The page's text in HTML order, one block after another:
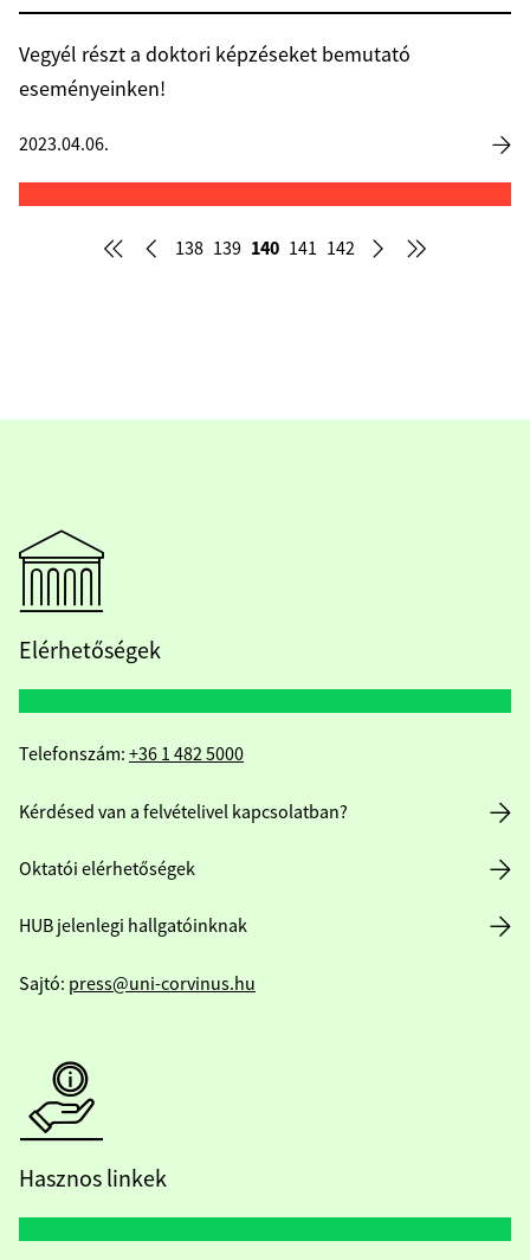
Vegyél részt a doktori képzéseket bemutató
eseményeinken!
2023.04.06.
138 139 140 141 142
Elérhetőségek
Telefonszám: +36 1 482 5000
Kérdésed van a felvételivel kapcsolatban?
Oktatói elérhetőségek
HUB jelenlegi hallgatóinknak
Sajtó: press@uni-corvinus.hu
Hasznos linkek